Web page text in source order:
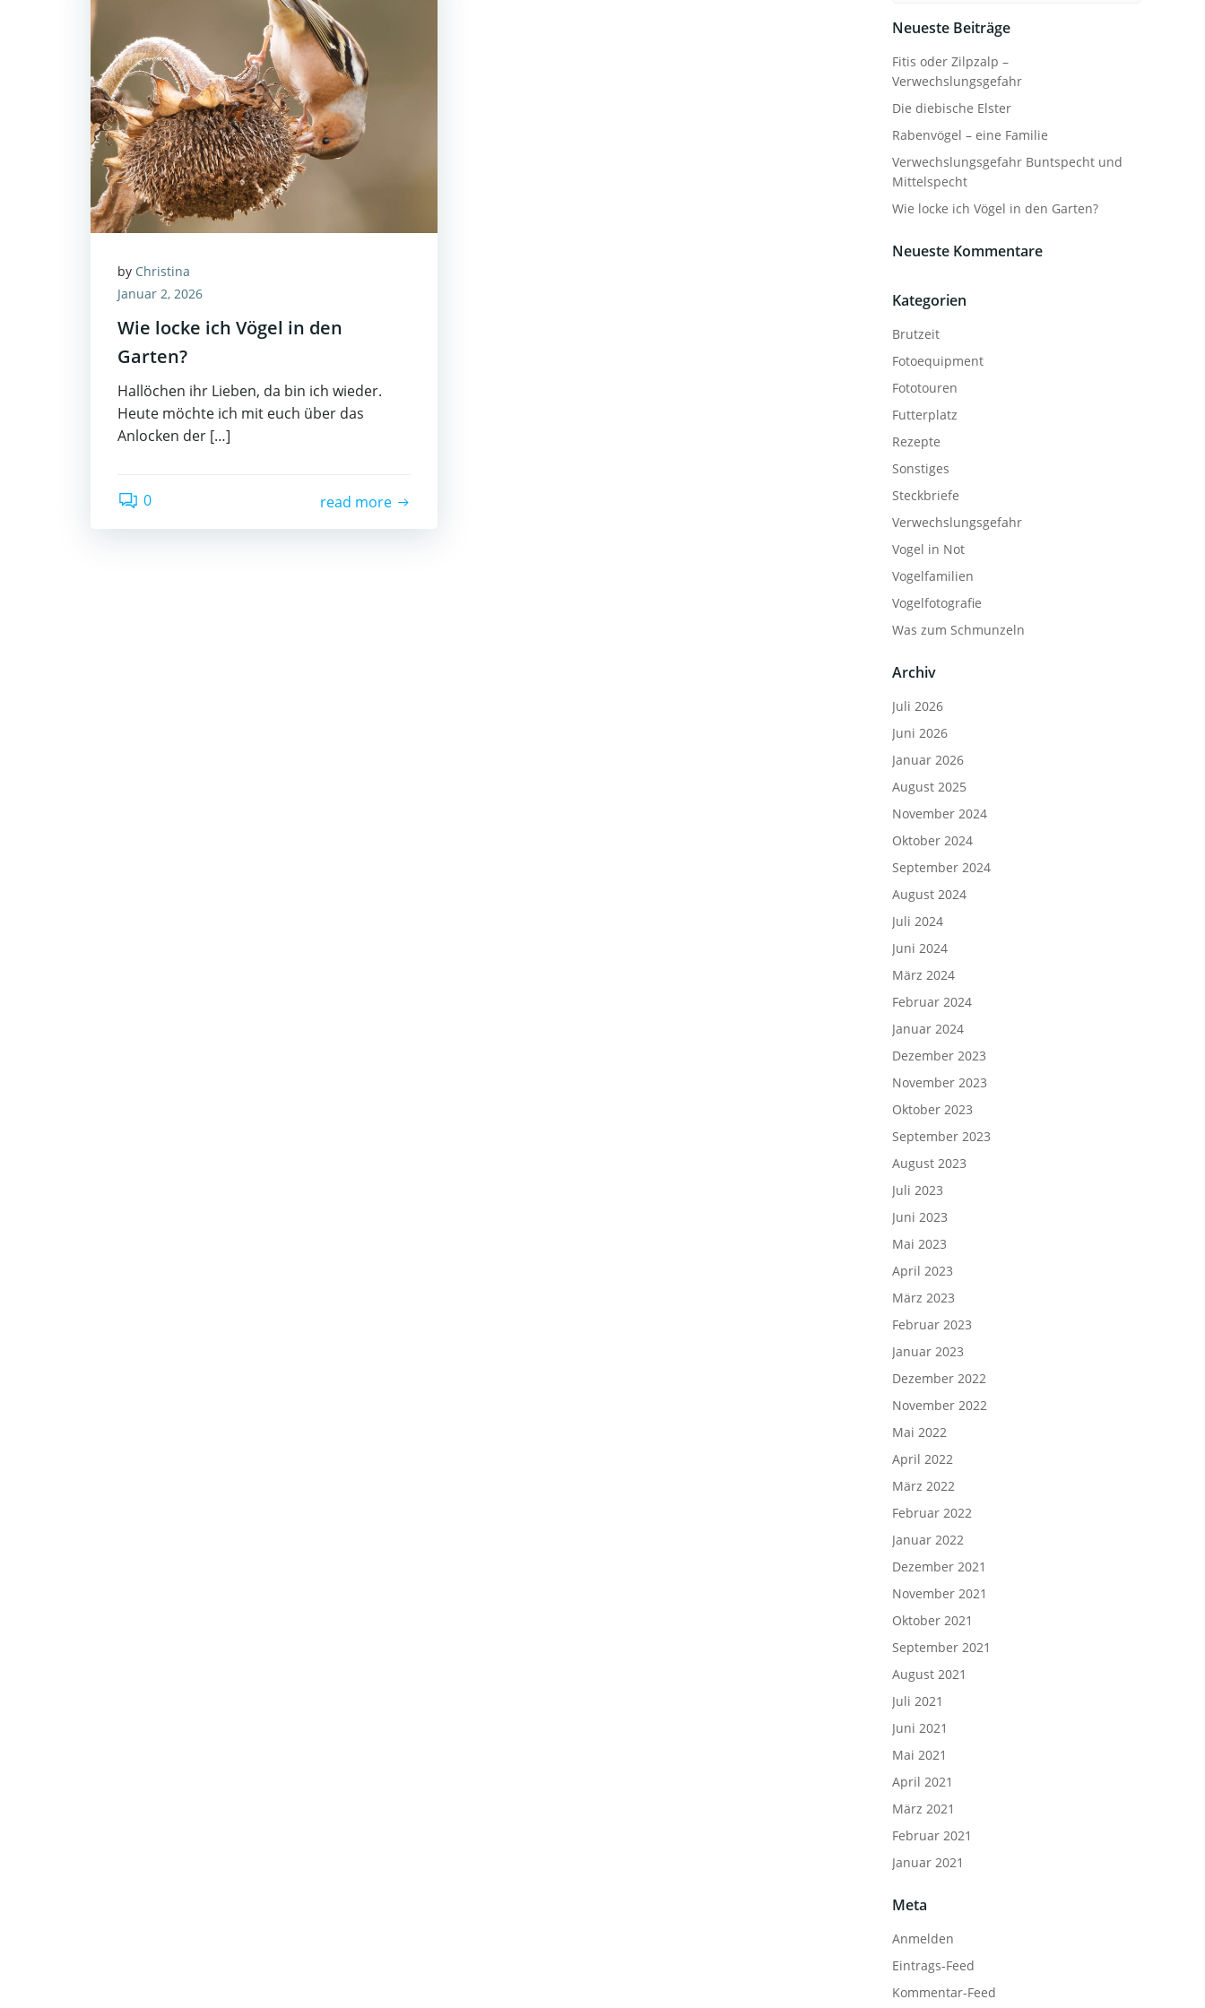
by Christina
Januar 2, 2026
Wie locke ich Vögel in den
Garten?
Hallöchen ihr Lieben, da bin ich wieder.
Heute möchte ich mit euch über das
Anlocken der […]
0 read more
Neueste Beiträge
Fitis oder Zilpzalp –
Verwechslungsgefahr
Die diebische Elster
Rabenvögel – eine Familie
Verwechslungsgefahr Buntspecht und
Mittelspecht
Wie locke ich Vögel in den Garten?
Neueste Kommentare
Kategorien
Brutzeit
Fotoequipment
Fototouren
Futterplatz
Rezepte
Sonstiges
Steckbriefe
Verwechslungsgefahr
Vogel in Not
Vogelfamilien
Vogelfotografie
Was zum Schmunzeln
Archiv
Juli 2026
Juni 2026
Januar 2026
August 2025
November 2024
Oktober 2024
September 2024
August 2024
Juli 2024
Juni 2024
März 2024
Februar 2024
Januar 2024
Dezember 2023
November 2023
Oktober 2023
September 2023
August 2023
Juli 2023
Juni 2023
Mai 2023
April 2023
März 2023
Februar 2023
Januar 2023
Dezember 2022
November 2022
Mai 2022
April 2022
März 2022
Februar 2022
Januar 2022
Dezember 2021
November 2021
Oktober 2021
September 2021
August 2021
Juli 2021
Juni 2021
Mai 2021
April 2021
März 2021
Februar 2021
Januar 2021
Meta
Anmelden
Eintrags-Feed
Kommentar-Feed